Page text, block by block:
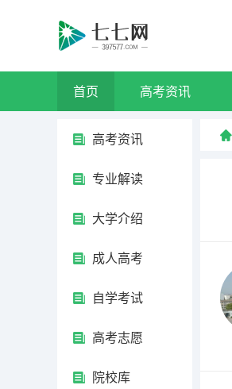
首页 高考资讯
高考资讯
专业解读
大学介绍
成人高考
自学考试
高考志愿
院校库